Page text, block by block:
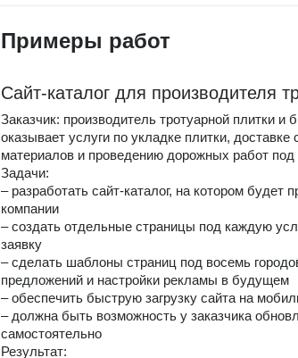
Примеры работ
Сайт-каталог для производителя
Заказчик: производитель тротуарной плитки и
оказывает услуги по укладке плитки,
материалов и проведению дорожных работ под
Задачи:
– разработать сайт-каталог, на котором будет
компании
– создать отдельные страницы под каждую
заявку
– сделать шаблоны страниц под восемь
предложений и настройки рекламы в будущем
– обеспечить быструю загрузку сайта на
– должна быть возможность у заказчика
самостоятельно
Результат: